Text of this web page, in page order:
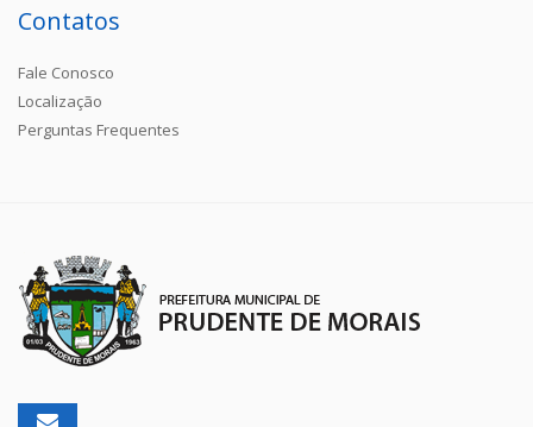
Contatos
Fale Conosco
Localização
Perguntas Frequentes